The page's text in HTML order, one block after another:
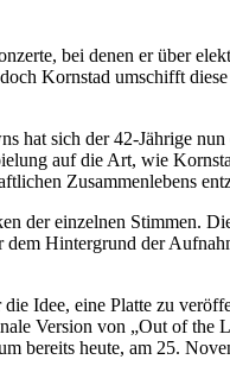
bei denen er über
Kornstad umschifft
hat sich der 42-Jährige
auf die Art, wie
Zusammenlebens
der einzelnen Stimmen.
Hintergrund der
Idee, eine Platte zu
Version von „Out of the
bereits heute, am 25.